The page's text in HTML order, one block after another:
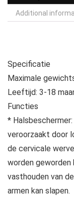
Additional
Specificatie
Maximale
Leeftijd: 3-18
Functies
*
veroorzaakt door
de cervicale
worden geworden
vasthouden van
armen kan slapen.